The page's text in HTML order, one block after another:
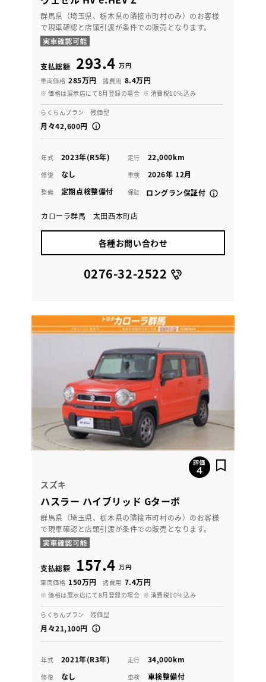
群馬県（埼玉県、栃木県の隣接市町村のみ）のお客様
で現車確認と店頭引渡が条件での販売となります。
支払総額 293.4 万円
車両価格 285万円 諸費用 8.4万円
※ 価格は展示店にて8月登録の場合 ※ 消費税10％込み
らくちんプラン 残価型
月々42,600円
年式 2023年(R5年) 走行 22,000km
修復 なし 車検 2026年 12月
整備 定期点検整備付 保証 ロングラン保証付
カローラ群馬 太田西本町店
各種お問い合わせ
0276-32-2522
スズキ
ハスラー ハイブリッド Gターボ
群馬県（埼玉県、栃木県の隣接市町村のみ）のお客様
で現車確認と店頭引渡が条件での販売となります。
支払総額 157.4 万円
車両価格 150万円 諸費用 7.4万円
※ 価格は展示店にて8月登録の場合 ※ 消費税10％込み
らくちんプラン 残価型
月々21,100円
年式 2021年(R3年) 走行 34,000km
修復 なし 車検 車検整備付